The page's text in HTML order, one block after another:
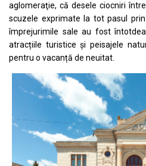
aglomeraţie, că desele ciocniri
scuzele exprimate la tot pasul
împrejurimile sale au fost
atracțiile turistice și peisajele
pentru o vacanță de neuitat.